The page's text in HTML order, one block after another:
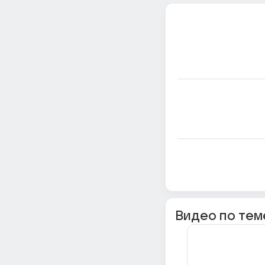
Видео по